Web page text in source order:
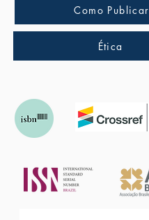
Como Publicar
Ética